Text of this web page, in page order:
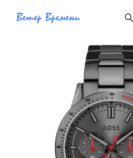
Авторизация